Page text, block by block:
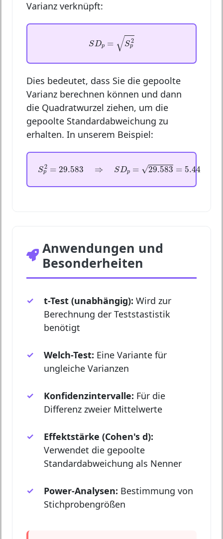
Varianz verknüpft:
SDp = √S2
p
Dies bedeutet, dass Sie die gepoolte
Varianz berechnen können und dann
die Quadratwurzel ziehen, um die
gepoolte Standardabweichung zu
erhalten. In unserem Beispiel:
S2
p = 29.583 ⇒ SDp = √29.583 = 5.44
Sp2 29.583⇒ 29.583 5.44
Anwendungen und
Besonderheiten
t-Test (unabhängig): Wird zur
Berechnung der Teststastistik
benötigt
Welch-Test: Eine Variante für
ungleiche Varianzen
Konfidenzintervalle: Für die
Differenz zweier Mittelwerte
Effektstärke (Cohen's d):
Verwendet die gepoolte
Standardabweichung als Nenner
Power-Analysen: Bestimmung von
Stichprobengrößen